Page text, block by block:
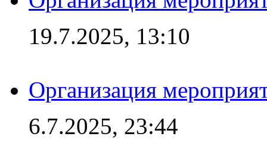
19.7.2025, 13:10
Организация
6.7.2025, 23:44